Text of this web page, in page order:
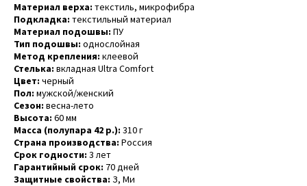
Материал верха: текстиль, микрофибра
Подкладка: текстильный материал
Материал подошвы: ПУ
Тип подошвы: однослойная
Метод крепления: клеевой
Стелька: вкладная Ultra Comfort
Цвет: черный
Пол: мужской/женский
Сезон: весна-лето
Высота: 60 мм
Масса (полупара 42 р.): 310 г
Страна производства: Россия
Срок годности: 3 лет
Гарантийный срок: 70 дней
Защитные свойства: З, Ми